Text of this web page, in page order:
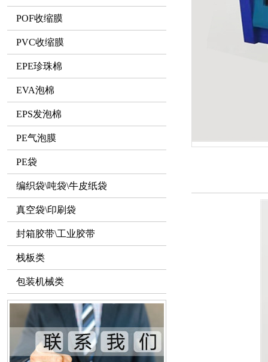
POF收缩膜
PVC收缩膜
EPE珍珠棉
EVA泡棉
EPS发泡棉
PE气泡膜
PE袋
编织袋\吨袋\牛皮纸袋
真空袋\印刷袋
封箱胶带\工业胶带
栈板类
包装机械类